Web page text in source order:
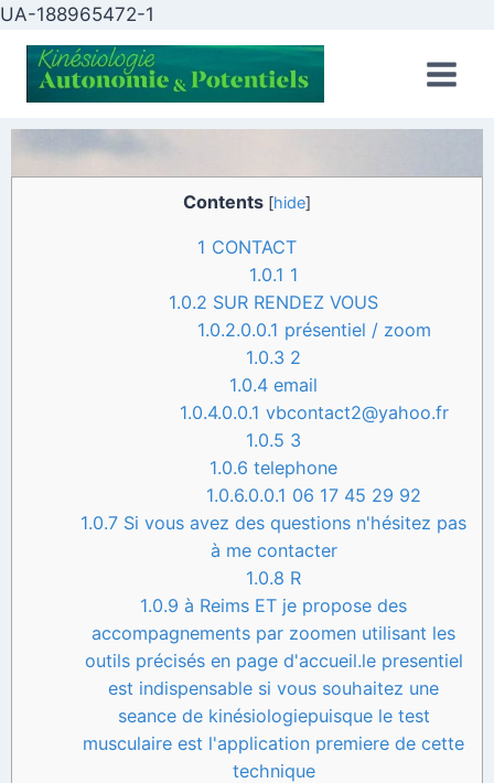
UA-188965472-1
Contents [hide]
1 CONTACT
1.0.1 1
1.0.2 SUR RENDEZ VOUS
1.0.2.0.0.1 présentiel / zoom
1.0.3 2
1.0.4 email
1.0.4.0.0.1 vbcontact2@yahoo.fr
1.0.5 3
1.0.6 telephone
1.0.6.0.0.1 06 17 45 29 92
1.0.7 Si vous avez des questions n'hésitez pas
à me contacter
1.0.8 R
1.0.9 à Reims ET je propose des
accompagnements par zoomen utilisant les
outils précisés en page d'accueil.le presentiel
est indispensable si vous souhaitez une
seance de kinésiologiepuisque le test
musculaire est l'application premiere de cette
technique